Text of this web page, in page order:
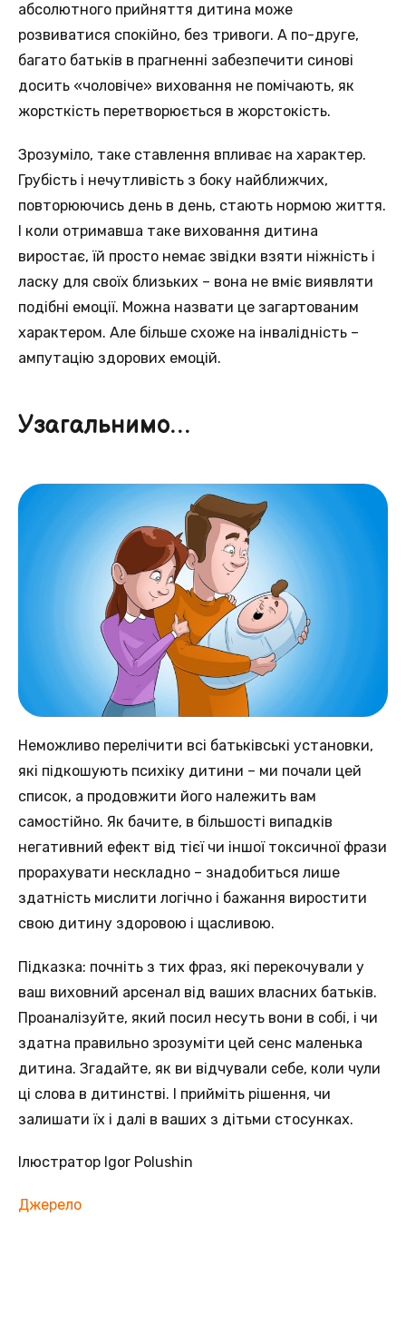
абсолютного прийняття дитина може
розвиватися спокійно, без тривоги. А по-друге,
багато батьків в прагненні забезпечити синові
досить «чоловіче» виховання не помічають, як
жорсткість перетворюється в жорстокість.
Зрозуміло, таке ставлення впливає на характер.
Грубість і нечутливість з боку найближчих,
повторюючись день в день, стають нормою життя.
І коли отримавша таке виховання дитина
виростає, їй просто немає звідки взяти ніжність і
ласку для своїх близьких – вона не вміє виявляти
подібні емоції. Можна назвати це загартованим
характером. Але більше схоже на інвалідність –
ампутацію здорових емоцій.
Узагальнимо…
Неможливо перелічити всі батьківські установки,
які підкошують психіку дитини – ми почали цей
список, а продовжити його належить вам
самостійно. Як бачите, в більшості випадків
негативний ефект від тієї чи іншої токсичної фрази
прорахувати нескладно – знадобиться лише
здатність мислити логічно і бажання виростити
свою дитину здоровою і щасливою.
Підказка: почніть з тих фраз, які перекочували у
ваш виховний арсенал від ваших власних батьків.
Проаналізуйте, який посил несуть вони в собі, і чи
здатна правильно зрозуміти цей сенс маленька
дитина. Згадайте, як ви відчували себе, коли чули
ці слова в дитинстві. І прийміть рішення, чи
залишати їх і далі в ваших з дітьми стосунках.
Ілюстратор Igor Polushin
Джерело